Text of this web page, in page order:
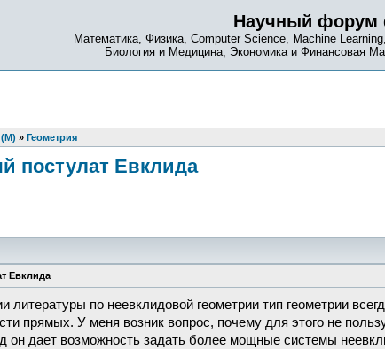
Научный форум
Математика, Физика, Computer Science, Machine
Биология и Медицина, Экономика и Финансовая
(М) » Геометрия
постулат Евклида
Евклида
по неевклидовой геометрии тип геометрии
прямых. У меня возник вопрос, почему для этого не
он дает возможность задать более мощные системы